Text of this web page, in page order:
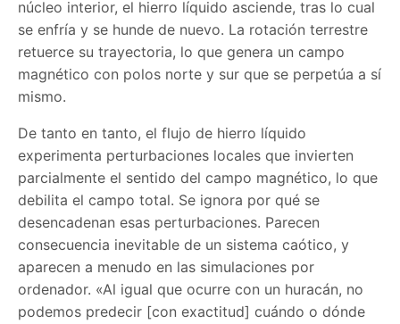
núcleo interior, el hierro líquido asciende, tras lo cual
se enfría y se hunde de nuevo. La rotación terrestre
retuerce su trayectoria, lo que genera un campo
magnético con polos norte y sur que se perpetúa a sí
mismo.
De tanto en tanto, el flujo de hierro líquido
experimenta perturbaciones locales que invierten
parcialmente el sentido del campo magnético, lo que
debilita el campo total. Se ignora por qué se
desencadenan esas perturbaciones. Parecen
consecuencia inevitable de un sistema caótico, y
aparecen a menudo en las simulaciones por
ordenador. «Al igual que ocurre con un huracán, no
podemos predecir [con exactitud] cuándo o dónde